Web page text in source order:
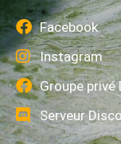
Facebook
Instagram
Groupe privé
Serveur